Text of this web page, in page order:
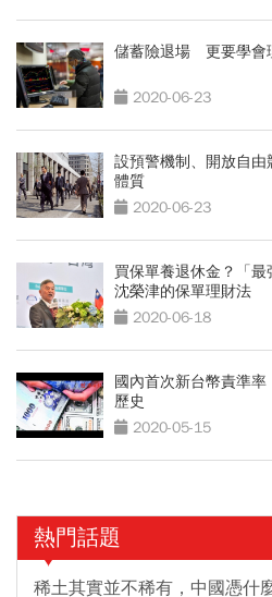
儲蓄險退場 更要學會
2020-06-23
設預警機制、開放自
體質
2020-06-23
買保單養退休金？「最
沈榮津的保單理財法
2020-06-18
國內首次新台幣責準
歷史
2020-05-15
熱門話題
稀土其實並不稀有，中國憑什